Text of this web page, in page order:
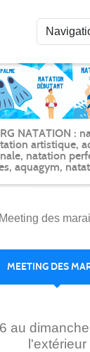
NATATION :
artistique,
natation
aquagym,
Meeting des
MEETING DES
au dimanche
l'extérieur
cookies